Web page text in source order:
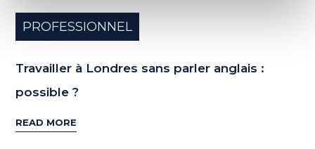
PROFESSIONNEL
Travailler à Londres sans parler anglais :
possible ?
READ MORE